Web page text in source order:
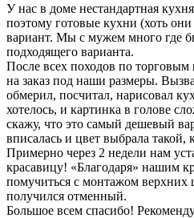
У нас в доме нестандартная
поэтому готовые кухни (хоть
вариант. Мы с мужем много где
подходящего варианта.
После всех походов по
на заказ под наши размеры.
обмерил, посчитал, нарисовал
хотелось, и картинка в голове
скажу, что это самый дешевый
вписалась и цвет выбрала такой,
Примерно через 2 недели нам
красавицу! «Благодаря» нашим
помучиться с монтажом верхних
получился отменный.
Большое всем спасибо!